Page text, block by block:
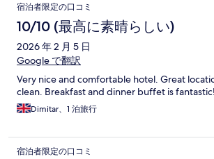
宿泊者限定の口コミ
10/10 (最高に素晴らしい)
2026 年 2 月 5 日
Google で翻訳
Very nice and comfortable hotel. Great
clean. Breakfast and dinner buffet is fantastic!
Dimitar、1 泊旅行
宿泊者限定の口コミ